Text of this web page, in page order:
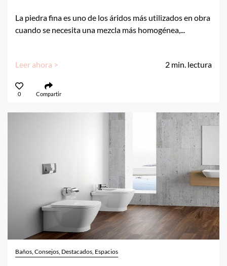
La piedra fina es uno de los áridos más utilizados en obra
cuando se necesita una mezcla más homogénea,...
Leer ahora > 2 min. lectura
0 Compartir
Baños, Consejos, Destacados, Espacios